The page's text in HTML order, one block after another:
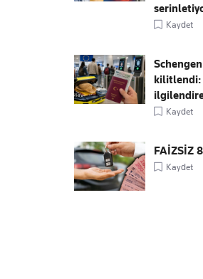
Kaydet
kilitlendi:
Kaydet
FAİZSİZ
Kaydet